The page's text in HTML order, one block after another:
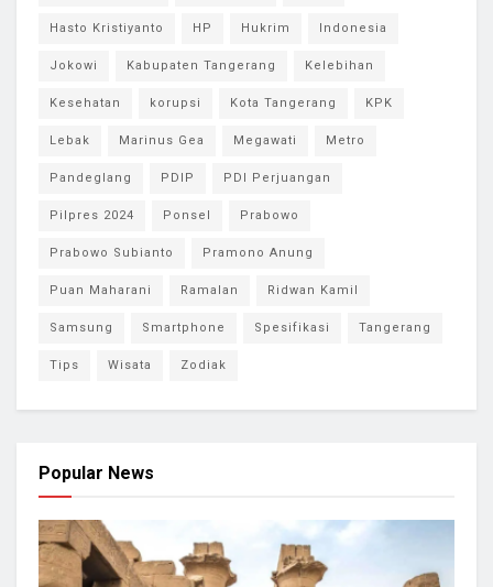
Hasto Kristiyanto HP Hukrim Indonesia
Jokowi Kabupaten Tangerang Kelebihan
Kesehatan korupsi Kota Tangerang KPK
Lebak Marinus Gea Megawati Metro
Pandeglang PDIP PDI Perjuangan
Pilpres 2024 Ponsel Prabowo
Prabowo Subianto Pramono Anung
Puan Maharani Ramalan Ridwan Kamil
Samsung Smartphone Spesifikasi Tangerang
Tips Wisata Zodiak
Popular News